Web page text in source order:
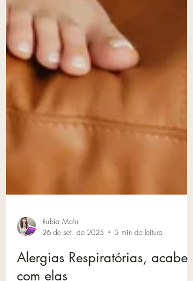
Rubia Mohr
26 de set. de 2025
3 min de leitura